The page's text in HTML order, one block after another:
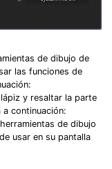
de dibujo de
las funciones de
y resaltar la parte
continuación:
de dibujo
usar en su pantalla